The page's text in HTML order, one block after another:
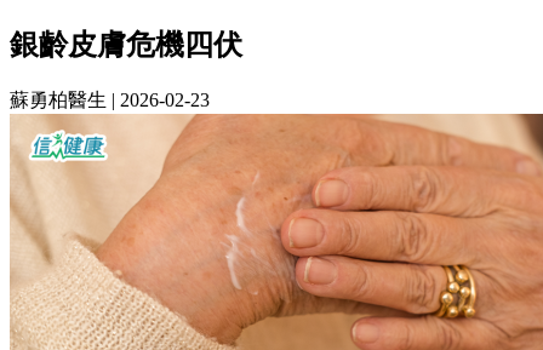
銀齡皮膚危機四伏
蘇勇柏醫生 | 2026-02-23